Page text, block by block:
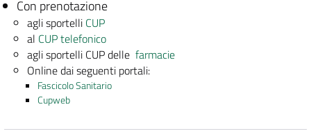
Con prenotazione
agli sportelli CUP
al CUP telefonico
agli sportelli CUP dellefarmacie
Online dai seguenti portali:
Fascicolo Sanitario
Cupweb